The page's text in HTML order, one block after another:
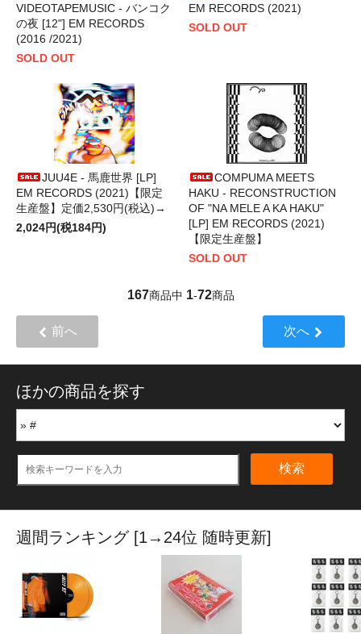
VIDEOTAPEMUSIC - バンコク
の夜 [12"] EM RECORDS
(2016 /2021)
SOLD OUT
EM RECORDS (2021)
SOLD OUT
JUU4E - 馬鹿世界 [LP]
EM RECORDS (2021)【限定
生産盤】定価2,530円(税込)→
2,024円(税184円)
COMPUMA MEETS
HAKU - RECONSTRUCTION
OF "NA MELE A KA HAKU"
[LP] EM RECORDS (2021)
【限定生産盤】
SOLD OUT
167商品中 1-72商品
前へ 次へ
ほかの商品を探す
検索
週間ランキング [1→24位 随時更新]